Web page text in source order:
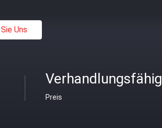
Uns
Verhandlungsfähig
Preis